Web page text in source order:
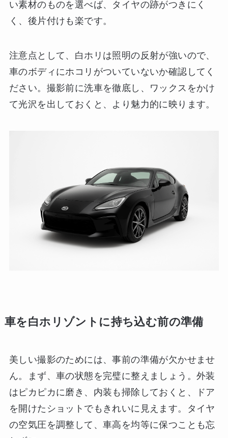
い素材のものを選べば、タイヤの跡がつきにく
く、後片付けも楽です。
注意点として、白ホリは照明の反射が強いので、
車のボディにホコリがついていないか確認してく
ださい。撮影前に洗車を徹底し、ワックスをかけ
て光沢を出しておくと、より魅力的に映ります。
車を白ホリゾントに持ち込む前の準備
美しい撮影のためには、事前の準備が欠かせませ
ん。まず、車の状態を完璧に整えましょう。外装
はピカピカに磨き、内装も掃除しておくと、ドア
を開けたショットでもきれいに見えます。タイヤ
の空気圧を調整して、車高を均等に保つことも忘